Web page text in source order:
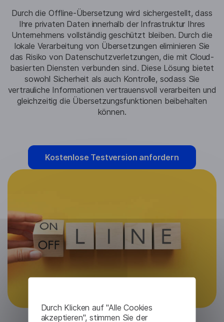
Durch Klicken auf "Alle Cookies
akzeptieren", stimmen Sie der
Durch die Offline-Übersetzung wird sichergestellt, dass
Ihre privaten Daten innerhalb der Infrastruktur Ihres
Unternehmens vollständig geschützt bleiben. Durch die
lokale Verarbeitung von Übersetzungen eliminieren Sie
das Risiko von Datenschutzverletzungen, die mit Cloud-
basierten Diensten verbunden sind. Diese Lösung bietet
sowohl Sicherheit als auch Kontrolle, sodass Sie
vertrauliche Informationen vertrauensvoll verarbeiten und
gleichzeitig die Übersetzungsfunktionen beibehalten
können.
Kostenlose Testversion anfordern